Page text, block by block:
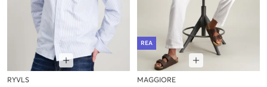
RYVLS
REA
MAGGIORE